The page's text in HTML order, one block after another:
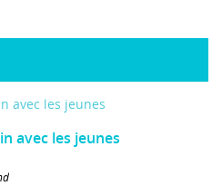
avec les jeunes